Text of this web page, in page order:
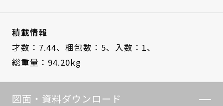
積載情報
才数：7.44、 梱包数：5、 入数：1、
総重量：94.20kg
図面・資料ダウンロード